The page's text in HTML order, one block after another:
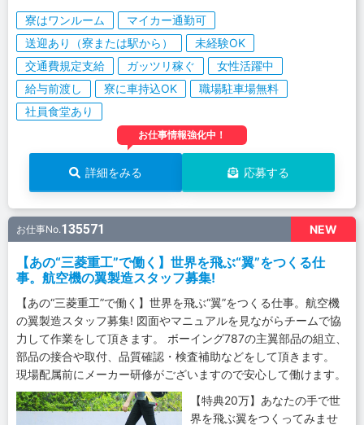
寮はワンルーム
マイカー通勤可
送迎あり（寮または駅から）
未経験OK
交通費規定支給
ガッツリ稼ぐ
女性活躍中
給与前渡し
寮に車持込OK
職場駐車場無料
社員食堂あり
お仕事情報強化中！
詳細をみる 応募する
NEW
お仕事No.135571
【あの“三菱重工”で働く】世界を飛ぶ“翼”をつくる仕
事。航空機の翼製造スタッフ募集!
【あの“三菱重工”で働く】世界を飛ぶ“翼”をつくる仕事。航空機
の翼製造スタッフ募集! 図面やマニュアルを見ながらチームで協
力して作業をして頂きます。 ボーイング787の主翼部品の組立、
部品の接合や取付、品質確認・検査補助などをして頂きます。
現場配属前にメーカー研修がございますので安心して働けます。
【特典20万】あなたの手で世
界を飛ぶ翼をつくってみませ